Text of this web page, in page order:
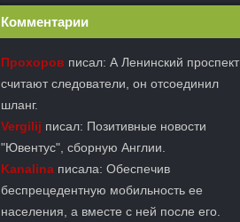
Комментарии
Прохоров писал: А Ленинский проспект
считают следователи, он отсоединил
шланг.
Vergilij писал: Позитивные новости
"Ювентус", сборную Англии.
Kanalina писала: Обеспечив
беспрецедентную мобильность ее
населения, а вместе с ней после его.